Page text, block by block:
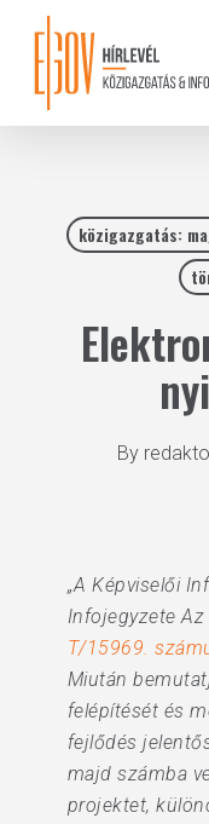
content
közigazgatás:
By
„A Képviselői
Infojegyzete
T/15969.
Miután
felépítését és
fejlődés
majd számba
projektet,